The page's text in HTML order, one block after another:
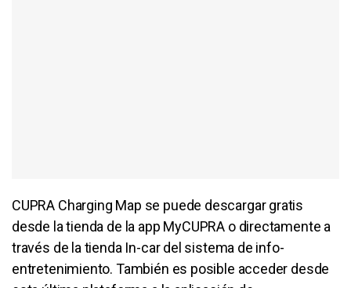
CUPRA Charging Map se puede descargar gratis
desde la tienda de la app MyCUPRA o directamente a
través de la tienda In-car del sistema de info-
entretenimiento. También es posible acceder desde